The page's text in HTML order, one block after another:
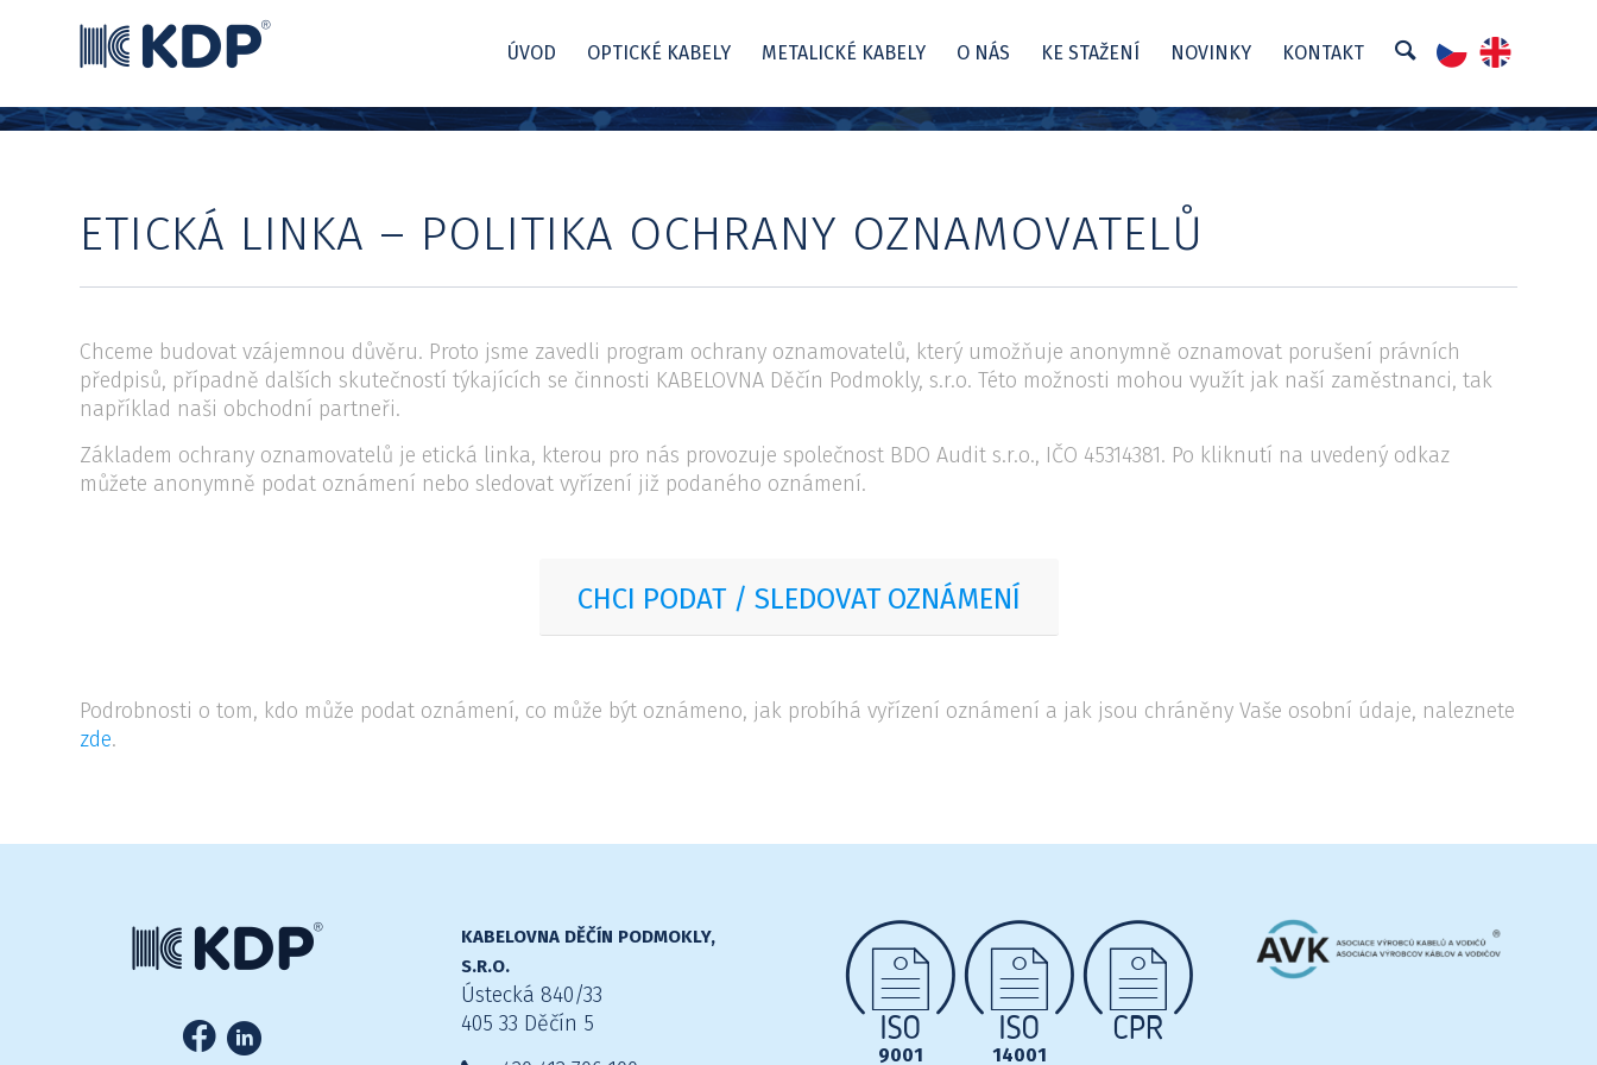
ÚVOD OPTICKÉ KABELY METALICKÉ KABELY O NÁS KE STAŽENÍ NOVINKY KONTAKT
ETICKÁ LINKA – POLITIKA OCHRANY OZNAMOVATELŮ
Chceme budovat vzájemnou důvěru. Proto jsme zavedli program ochrany oznamovatelů, který umožňuje anonymně oznamovat porušení právních
předpisů, případně dalších skutečností týkajících se činnosti KABELOVNA Děčín Podmokly, s.r.o. Této možnosti mohou využít jak naší zaměstnanci, tak
například naši obchodní partneři.
Základem ochrany oznamovatelů je etická linka, kterou pro nás provozuje společnost BDO Audit s.r.o., IČO 45314381. Po kliknutí na uvedený odkaz
můžete anonymně podat oznámení nebo sledovat vyřízení již podaného oznámení.
CHCI PODAT / SLEDOVAT OZNÁMENÍ
Podrobnosti o tom, kdo může podat oznámení, co může být oznámeno, jak probíhá vyřízení oznámení a jak jsou chráněny Vaše osobní údaje, naleznete
zde.
KABELOVNA DĚČÍN PODMOKLY,
S.R.O.
Ústecká 840/33
405 33 Děčín 5
9001 14001